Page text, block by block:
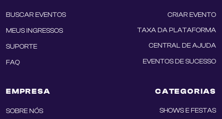
BUSCAR EVENTOS
MEUS INGRESSOS
SUPORTE
FAQ
CRIAR EVENTO
TAXA DA PLATAFORMA
CENTRAL DE AJUDA
EVENTOS DE SUCESSO
EMPRESA
SOBRE NÓS
CATEGORIAS
SHOWS E FESTAS